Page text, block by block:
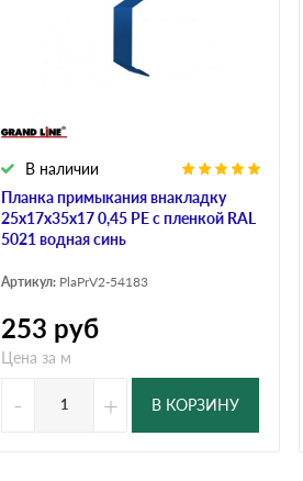
Планка примыкания внакладку
25х17х35х17 0,45 PE с пленкой RAL
5021 водная синь
В наличии
Артикул: PlaPrV2-54183
253 руб
Цена за м
- + В КОРЗИНУ